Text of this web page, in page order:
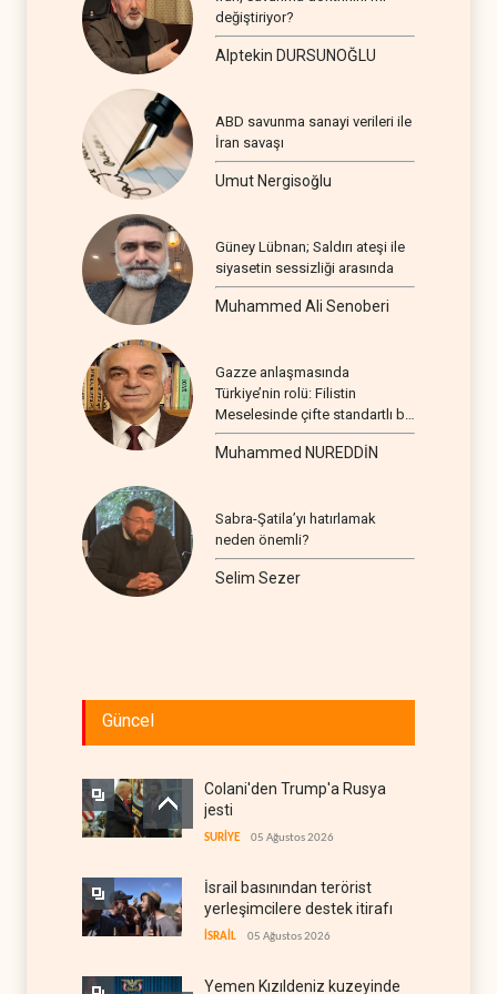
değiştiriyor?
Alptekin DURSUNOĞLU
ABD savunma sanayi verileri ile
İran savaşı
Umut Nergisoğlu
Güney Lübnan; Saldırı ateşi ile
siyasetin sessizliği arasında
Muhammed Ali Senoberi
Gazze anlaşmasında
Türkiye’nin rolü: Filistin
Meselesinde çifte standartlı bir
seyir
Muhammed NUREDDİN
Sabra-Şatila’yı hatırlamak
neden önemli?
Selim Sezer
Güncel
Colani'den Trump'a Rusya
jesti
SURİYE 05 Ağustos 2026
İsrail basınından terörist
yerleşimcilere destek itirafı
İSRAİL 05 Ağustos 2026
Yemen Kızıldeniz kuzeyinde